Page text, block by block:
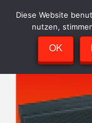
Diese Website
nutzen,
OK